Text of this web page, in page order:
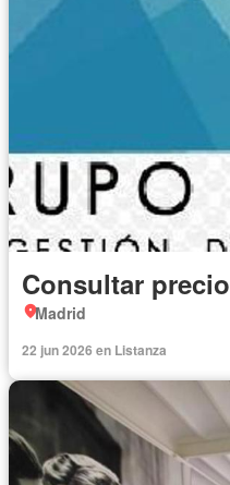
Consultar precio
Madrid
22 jun 2026 en Listanza